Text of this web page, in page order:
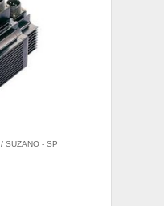
/ SUZANO - SP